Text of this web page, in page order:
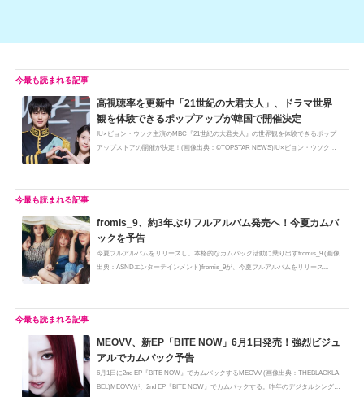
高視聴率を更新中「21世紀の大君夫人」、ドラマ世界
観を体験できるポップアップが韓国で開催決定
IU×ビョン・ウソク主演のMBC『21世紀の大君夫人』の世界観を体験できるポップ
アップストアの開催が決定！(画像出典：©TOPSTAR NEWS)IU×ビョン・ウソク主
fromis_9、約3年ぶりフルアルバム発売へ！今夏カムバ
ックを予告
今夏フルアルバムをリリースし、本格的なカムバック活動に乗り出すfromis_9 (画像
出典：ASNDエンターテインメント)fromis_9が、今夏フルアルバムをリリース...
MEOVV、新EP「BITE NOW」6月1日発売！強烈ビジュ
アルでカムバック予告
6月1日に2nd EP『BITE NOW』でカムバックするMEOVV (画像出典：THEBLACKLA
BEL)MEOVVが、2nd EP『BITE NOW』でカムバックする。昨年のデジタルシングル